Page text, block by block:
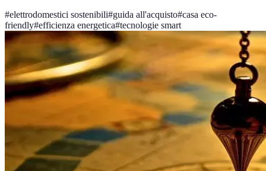
#elettrodomestici sostenibili#guida all'acquisto#casa eco-
friendly#efficienza energetica#tecnologie smart